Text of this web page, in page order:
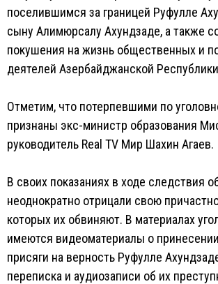
поселившимся за границей Руфулле
сыну Алимюрсалу Ахундзаде, а также
покушения на жизнь общественных и
деятелей Азербайджанской
Отметим, что потерпевшими по
признаны экс-министр образования
руководитель Real TV Мир Шахин Агаев.
В своих показаниях в ходе следствия
неоднократно отрицали свою
которых их обвиняют. В материалах
имеются видеоматериалы о
присяги на верность Руфулле
переписка и аудиозаписи об их